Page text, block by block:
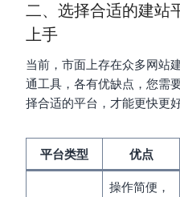
二、选择合适的建站
上手
当前，市面上存在众多网站
通工具，各有优缺点，您需
择合适的平台，才能更快更
平台类型 优点
操作简便，